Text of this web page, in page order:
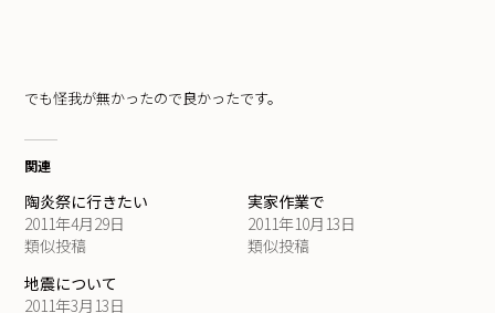
でも怪我が無かったので良かったです。
関連
陶炎祭に行きたい
2011年4月29日
類似投稿
実家作業で
2011年10月13日
類似投稿
地震について
2011年3月13日